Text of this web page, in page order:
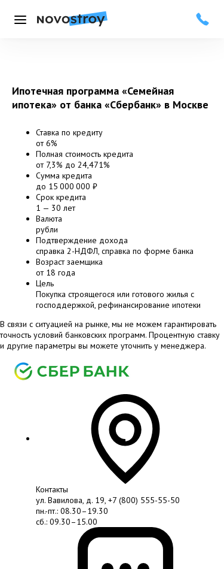
Меню
Ипотечная программа «Семейная
ипотека» от банка «Сбербанк» в Москве
Ставка по кредиту
от 6%
Полная стоимость кредита
от 7,3% до 24,471%
Сумма кредита
до 15 000 000 ₽
Срок кредита
1 — 30 лет
Валюта
рубли
Подтверждение дохода
справка 2-НДФЛ, справка по форме банка
Возраст заемщика
от 18 года
Цель
Покупка строящегося или готового жилья с
господдержкой, рефинансирование ипотеки
В связи с ситуацией на рынке, мы не можем гарантировать
точность условий банковских программ. Процентную ставку
и другие параметры вы можете уточнить у менеджера.
Контакты
ул. Вавилова, д. 19, +7 (800) 555-55-50
пн.-пт.: 08.30–19.30
сб.: 09.30–15.00